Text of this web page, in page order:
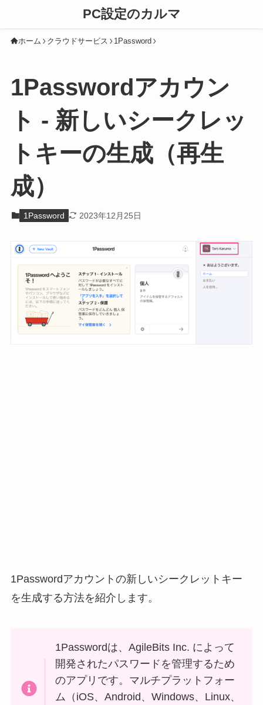
PC設定のカルマ
ホーム クラウドサービス 1Password
1Passwordアカウン
ト - 新しいシークレッ
トキーの生成（再生
成）
1Password 2023年12月25日
1Passwordアカウントの新しいシークレットキー
を生成する方法を紹介します。
1Passwordは、AgileBits Inc. によって
開発されたパスワードを管理するため
のアプリです。マルチプラットフォー
ム（iOS、Android、Windows、Linux、